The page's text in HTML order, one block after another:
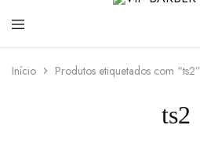
BARBER
para
Início Produtos etiquetados com “ts2”
ts2